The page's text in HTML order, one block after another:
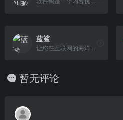
蓝鲨
让您在互联网的海洋里自由的遨游！
暂无评论